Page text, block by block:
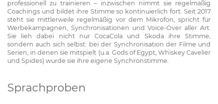
professionell zu trainieren – inzwischen nimmt sie regelmäßig
Coachings und bildet ihre Stimme so kontinuierlich fort. Seit 2017
steht sie mittlerweile regelmäßig vor dem Mikrofon, spricht für
Werbekampagnen, Synchronisationen und Voice-Over aller Art.
Sie lieh dabei nicht nur CocaCola und Skoda ihre Stimme,
sondern auch sich selbst: bei der Synchronisation der Filme und
Serien, in denen sie mitspielt (u.a. Gods of Egypt, Whiskey Cavelier
und Spides) wurde sie ihre eigene Synchronstimme.
Sprachproben